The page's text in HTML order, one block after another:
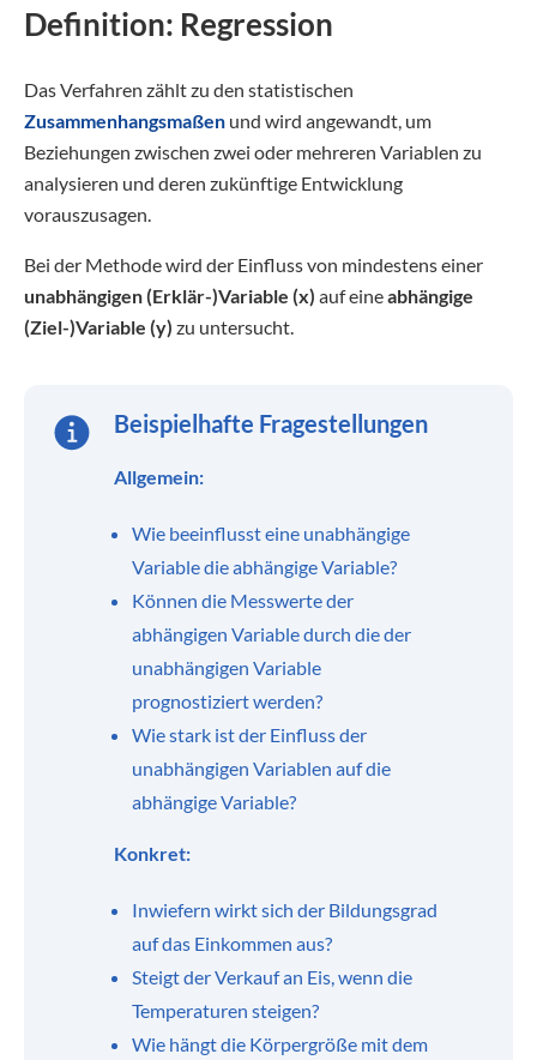
Definition: Regression
Das Verfahren zählt zu den statistischen
Zusammenhangsmaßen und wird angewandt, um
Beziehungen zwischen zwei oder mehreren Variablen zu
analysieren und deren zukünftige Entwicklung
vorauszusagen.
Bei der Methode wird der Einfluss von mindestens einer
unabhängigen (Erklär-)Variable (x) auf eineabhängige
(Ziel-)Variable (y) zu untersucht.
Beispielhafte Fragestellungen
Allgemein:
Wie beeinflusst eine unabhängige
Variable die abhängige Variable?
Können die Messwerte der
abhängigen Variable durch die der
unabhängigen Variable
prognostiziert werden?
Wie stark ist der Einfluss der
unabhängigen Variablen auf die
abhängige Variable?
Konkret:
Inwiefern wirkt sich der Bildungsgrad
auf das Einkommen aus?
Steigt der Verkauf an Eis, wenn die
Temperaturen steigen?
Wie hängt die Körpergröße mit dem